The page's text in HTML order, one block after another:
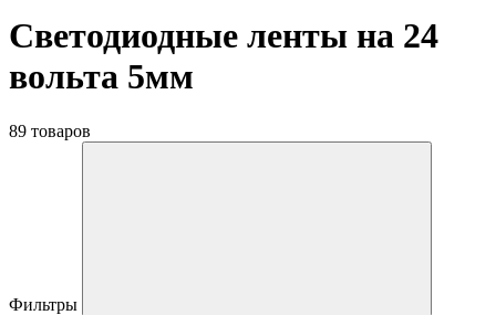
Светодиодные ленты на 24
вольта 5мм
89 товаров
Фильтры